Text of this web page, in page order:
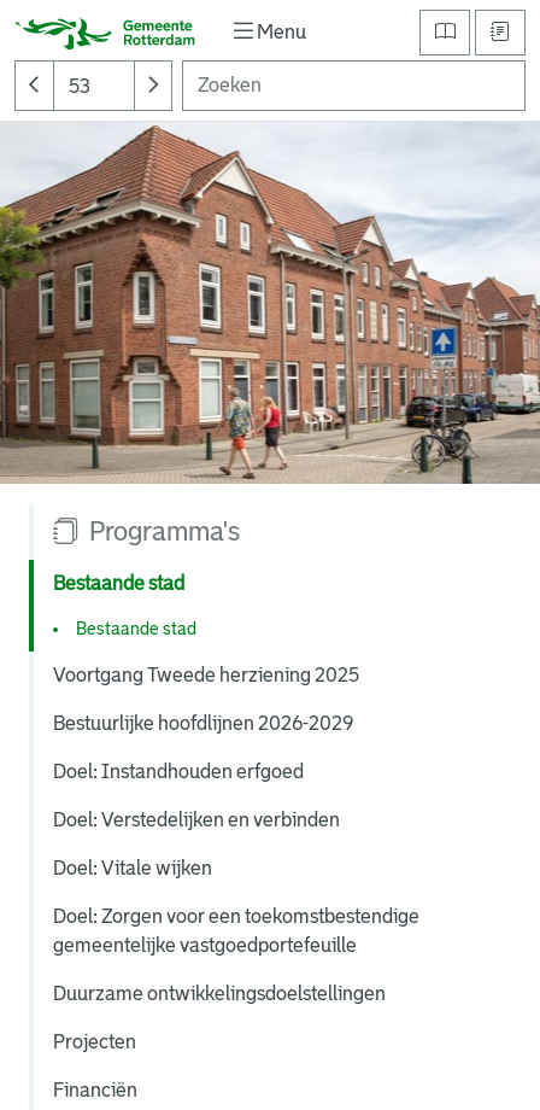
Menu
Programma's
Bestaande stad
Bestaande stad
Voortgang Tweede herziening 2025
Bestuurlijke hoofdlijnen 2026-2029
Doel: Instandhouden erfgoed
Doel: Verstedelijken en verbinden
Doel: Vitale wijken
Doel: Zorgen voor een toekomstbestendige
gemeentelijke vastgoedportefeuille
Duurzame ontwikkelingsdoelstellingen
Projecten
Financiën